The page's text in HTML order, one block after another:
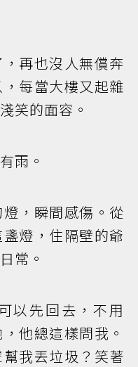
再也沒人無償奔
每當大樓又起雜
笑的面容。
雨。
，瞬間感傷。從
燈，住隔壁的爺
常。
以先回去，不用
他總這樣問我。
我丟垃圾？笑著